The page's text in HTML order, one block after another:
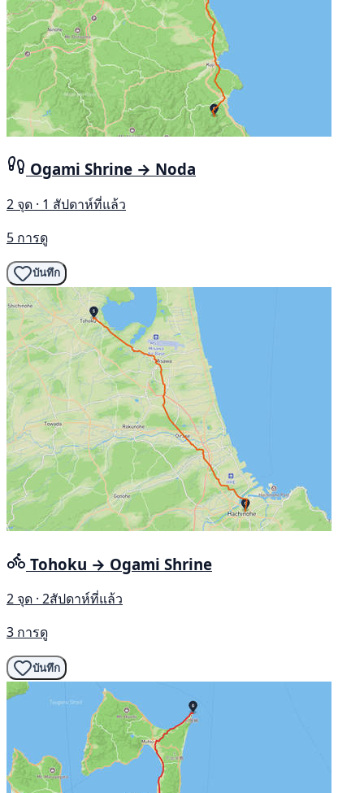
Ogami Shrine → Noda
2 จุด · 1 สัปดาห์ที่แล้ว
5 การดู
บันทึก
Tohoku → Ogami Shrine
2 จุด · 2สัปดาห์ที่แล้ว
3 การดู
บันทึก